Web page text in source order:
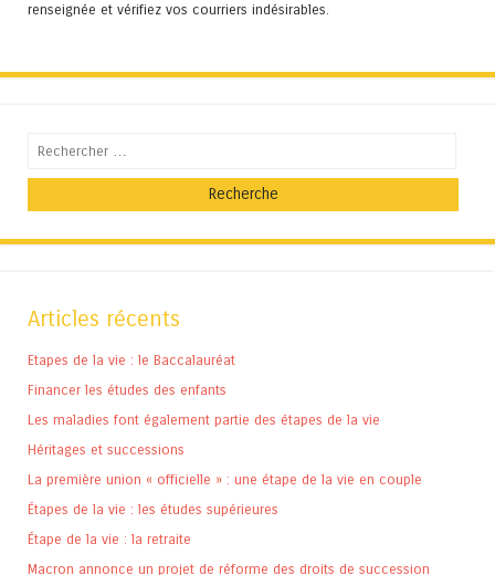
renseignée et vérifiez vos courriers indésirables.
Recherche
Articles récents
Etapes de la vie : le Baccalauréat
Financer les études des enfants
Les maladies font également partie des étapes de la vie
Héritages et successions
La première union « officielle » : une étape de la vie en couple
Étapes de la vie : les études supérieures
Étape de la vie : la retraite
Macron annonce un projet de réforme des droits de succession